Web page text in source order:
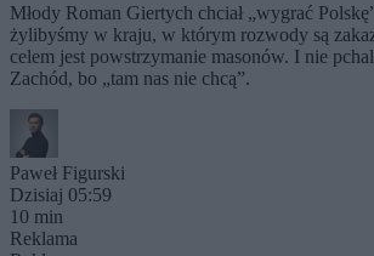
Młody Roman Giertych chciał „wygrać
żylibyśmy w kraju, w którym rozwody są
celem jest powstrzymanie masonów. I nie
Zachód, bo „tam nas nie chcą”.
Paweł Figurski
Dzisiaj 05:59
10 min
Reklama